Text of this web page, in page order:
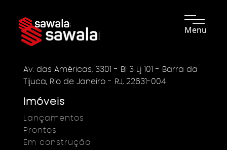
Menu
Av. das Américas, 3301 - Bl 3 Lj 101 - Barra da
Tijuca, Rio de Janeiro - RJ, 22631-004
Imóveis
Lançamentos
Prontos
Em construção